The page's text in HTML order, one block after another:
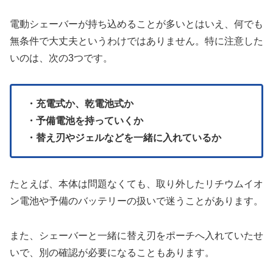
電動シェーバーが持ち込めることが多いとはいえ、何でも
無条件で大丈夫というわけではありません。特に注意した
いのは、次の3つです。
・充電式か、乾電池式か
・予備電池を持っていくか
・替え刃やジェルなどを一緒に入れているか
たとえば、本体は問題なくても、取り外したリチウムイオ
ン電池や予備のバッテリーの扱いで迷うことがあります。
また、シェーバーと一緒に替え刃をポーチへ入れていたせ
いで、別の確認が必要になることもあります。